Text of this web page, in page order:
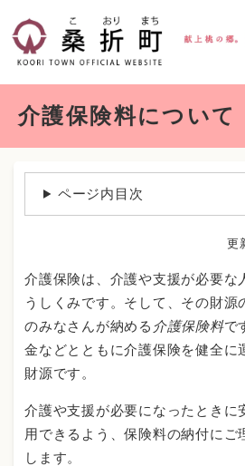
先
介護保険料について
ページ内目次
更
介護保険は、介護や支援が必要な
うしくみです。そして、その財源
のみなさんが納める 介護保険料で
金などとともに介護保険を健全に
財源です。
介護や支援が必要になったときに
用できるよう、保険料の納付にご
します。